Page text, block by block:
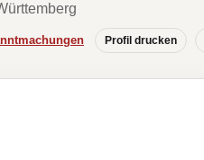
Profil drucken